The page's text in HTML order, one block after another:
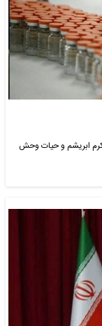
ابریشم و حیات وحش